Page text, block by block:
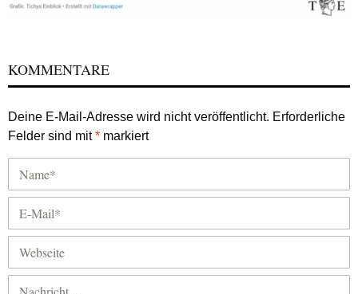
KOMMENTARE
Deine E-Mail-Adresse wird nicht veröffentlicht. Erforderliche
Felder sind mit* markiert